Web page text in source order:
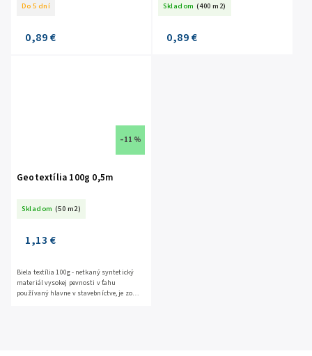
Do 5 dní
0,89 €
Skladom (400 m2)
0,89 €
–11 %
Geotextília 100g 0,5m
Skladom (50 m2)
1,13 €
Biela textília 100g - netkaný syntetický
materiál vysokej pevnosti v ťahu
používaný hlavne v stavebníctve, je zo